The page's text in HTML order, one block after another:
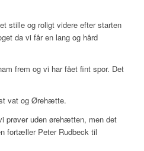
stille og roligt videre efter starten
da vi får en lang og hård
frem og vi har fået fint spor. Det
vat og Ørehætte.
prøver uden ørehætten, men det
fortæller Peter Rudbeck til